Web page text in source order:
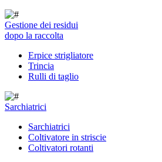
Gestione dei residui
dopo la raccolta
Erpice strigliatore
Trincia
Rulli di taglio
Sarchiatrici
Sarchiatrici
Coltivatore in striscie
Coltivatori rotanti